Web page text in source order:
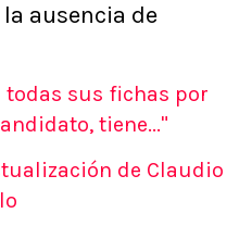
ausencia de
sus fichas por
tiene..."
de Claudio